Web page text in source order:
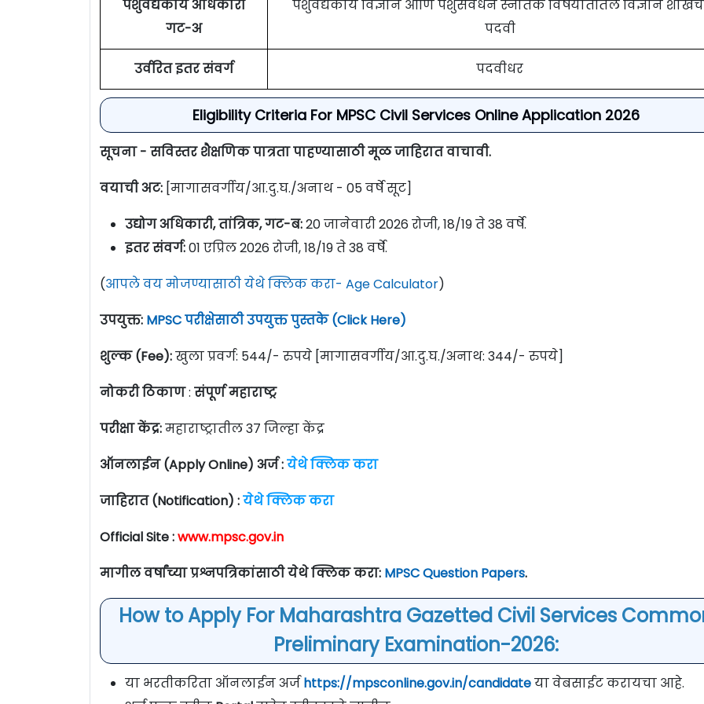
पशुवैद्यकीय अधिकारी
गट-अ
पशुवैद्यकीय विज्ञान आणि पशुसंवर्धन स्नातक विषयातीतल विज्ञान
पदवी
उर्वरित इतर संवर्ग पदवीधर
Eligibility Criteria For MPSC Civil Services Online Application 2026
सूचना - सविस्तर शैक्षणिक पात्रता पाहण्यासाठी मूळ जाहिरात वाचावी.
वयाची अट: [मागासवर्गीय/आ.दु.घ./अनाथ - 05 वर्षे सूट]
उद्योग अधिकारी, तांत्रिक, गट-ब:20 जानेवारी 2026 रोजी, 18/19 ते 38 वर्षे.
इतर संवर्ग:01 एप्रिल 2026 रोजी, 18/19 ते 38 वर्षे.
(आपले वय मोजण्यासाठी येथे क्लिक करा- Age Calculator)
उपयुक्त: MPSC परीक्षेसाठी उपयुक्त पुस्तके (Click Here)
शुल्क (Fee):खुला प्रवर्ग: 544/- रुपये [मागासवर्गीय/आ.दु.घ./अनाथ: 344/- रुपये]
नोकरी ठिकाण: संपूर्ण महाराष्ट्र
परीक्षा केंद्र:महाराष्ट्रातील 37 जिल्हा केंद्र
ऑनलाईन (Apply Online) अर्ज :येथे क्लिक करा
जाहिरात (Notification) :येथे क्लिक करा
Official Site :www.mpsc.gov.in
मागील वर्षांच्या प्रश्नपत्रिकांसाठी येथे क्लिक करा: MPSC Question Papers.
How to Apply For Maharashtra Gazetted Civil Services
Preliminary Examination-2026:
या भरतीकरिता ऑनलाईन अर्जhttps://mpsconline.gov.in/candidateया वेबसाईट करायचा आहे.